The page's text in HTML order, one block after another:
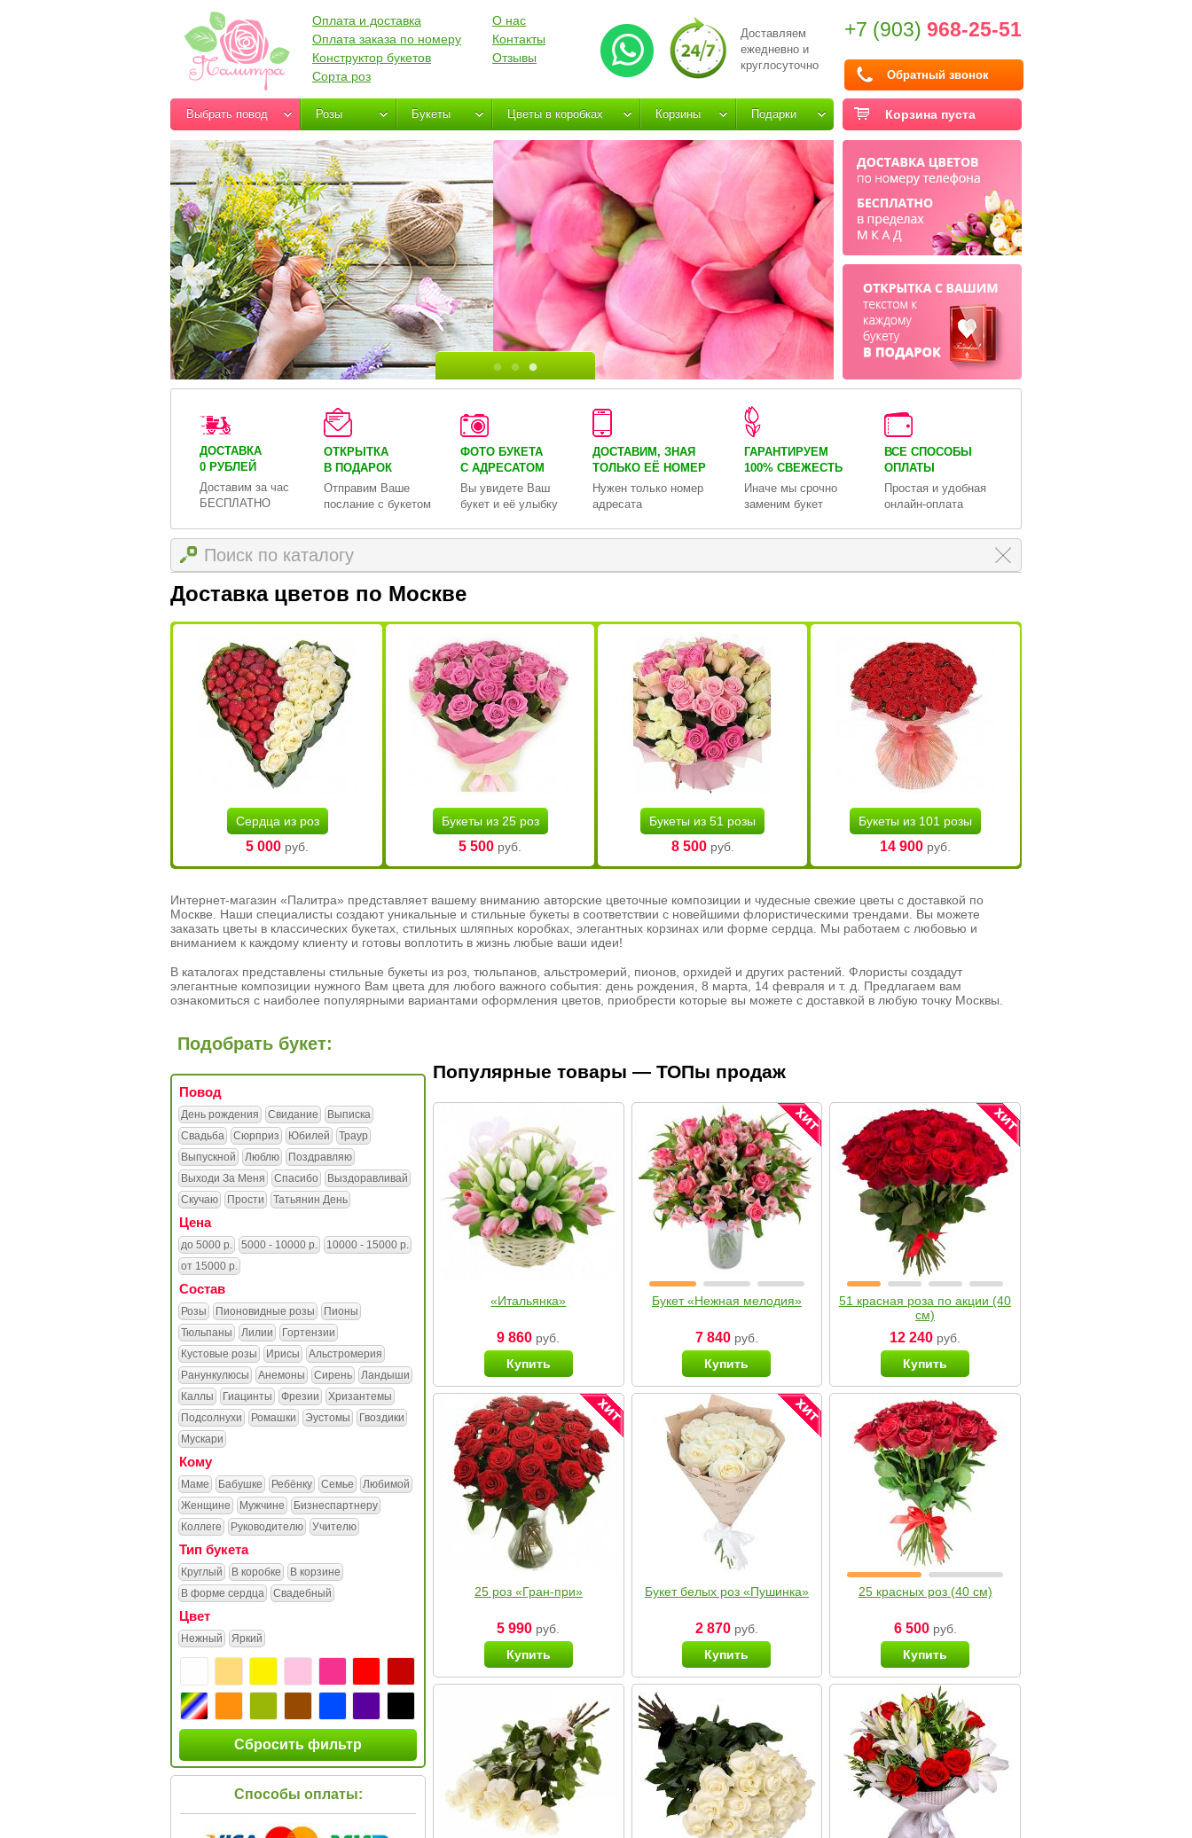
Доставляем
ежедневно и
круглосуточно
+7 (903) 968-25-51
Обратный звонок
Оплата и доставка
Оплата заказа по номеру
Конструктор букетов
Сорта роз
О нас
Контакты
Отзывы
Корзина пуста
Выбрать повод Розы Букеты Цветы в коробках Корзины Подарки
ДОСТАВКА
0 РУБЛЕЙ
Доставим за час
БЕСПЛАТНО
ОТКРЫТКА
В ПОДАРОК
Отправим Ваше
послание с букетом
ФОТО БУКЕТА
С АДРЕСАТОМ
Вы увидете Ваш
букет и её улыбку
ДОСТАВИМ, ЗНАЯ
ТОЛЬКО ЕЁ НОМЕР
Нужен только номер
адресата
ГАРАНТИРУЕМ
100% СВЕЖЕСТЬ
Иначе мы срочно
заменим букет
ВСЕ СПОСОБЫ
ОПЛАТЫ
Простая и удобная
онлайн-оплата
Доставка цветов по Москве
Сердца из роз
5 000 руб.
Букеты из 25 роз
5 500 руб.
Букеты из 51 розы
8 500руб.
Букеты из 101 розы
14 900руб.
Интернет-магазин «Палитра» представляет вашему вниманию авторские цветочные композиции и чудесные свежие цветы с доставкой по
Москве. Наши специалисты создают уникальные и стильные букеты в соответствии с новейшими флористическими трендами. Вы можете
заказать цветы в классических букетах, стильных шляпных коробках, элегантных корзинах или форме сердца. Мы работаем с любовью и
вниманием к каждому клиенту и готовы воплотить в жизнь любые ваши идеи!
В каталогах представлены стильные букеты из роз, тюльпанов, альстромерий, пионов, орхидей и других растений. Флористы создадут
элегантные композиции нужного Вам цвета для любого важного события: день рождения, 8 марта, 14 февраля и т. д. Предлагаем вам
ознакомиться с наиболее популярными вариантами оформления цветов, приобрести которые вы можете с доставкой в любую точку Москвы.
Подобрать букет:
Повод
День рождения Свидание
Выписка
Свадьба
Сюрприз Юбилей
Траур
Выпускной
Люблю
Поздравляю
Выходи За Меня
Спасибо
Выздоравливай
Скучаю
Прости Татьянин День
Цена
до 5000 р. 5000 - 10000 р.
10000 - 15000 р.
от 15000 р.
Состав
Розы Пионовидные розы
Пионы
Тюльпаны
Лилии
Гортензии
Кустовые розы
Ирисы
Альстромерия
Ранункулюсы
Анемоны Сирень
Ландыши
Каллы
Гиацинты Фрезии
Хризантемы
Подсолнухи
Ромашки Эустомы
Гвоздики
Мускари
Кому
Маме Бабушке Ребёнку Семье
Любимой
Женщине
Мужчине
Бизнеспартнеру
Коллеге
Руководителю Учителю
Тип букета
Круглый В коробке
В корзине
В форме сердца
Свадебный
Цвет
Нежный Яркий
Сбросить фильтр
Способы оплаты:
Популярные товары — ТОПы продаж
«Итальянка»
9 860 руб.
Купить
Букет «Нежная мелодия»
7 840руб.
Купить
51 красная роза по акции (40
см)
12 240 руб.
Купить
25 роз «Гран-при»
5 990 руб.
Купить
Букет белых роз «Пушинка»
2 870руб.
Купить
25 красных роз (40 см)
6 500руб.
Купить